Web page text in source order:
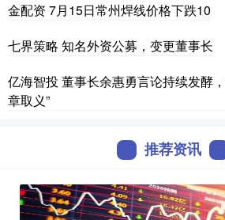
金配资 7月15日常州焊线价格下跌10
七界策略 知名外资公募，变更董事长
亿海智投 董事长余惠勇言论持续发酵
章取义”
推荐资讯